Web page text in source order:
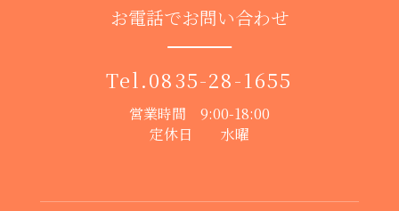
お電話でお問い合わせ
Tel.0835-28-1655
営業時間 9:00-18:00
定休日 水曜